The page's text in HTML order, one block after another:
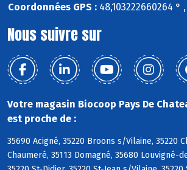
Coordonnées GPS :48,103222660264 ° ,
Nous suivre sur
Votre magasin Biocoop Pays De
est proche de :
35690 Acigné, 35220 Broons s/Vilaine, 35220
Chaumeré, 35113 Domagné, 35680 Louvigné-